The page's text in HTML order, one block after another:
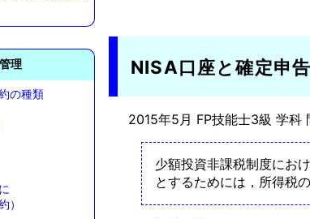
理
の種類
）
NISA口座と確定申
2015年5月 FP技能士3級 学科
少額投資非課税制度にお
とするためには，所得税